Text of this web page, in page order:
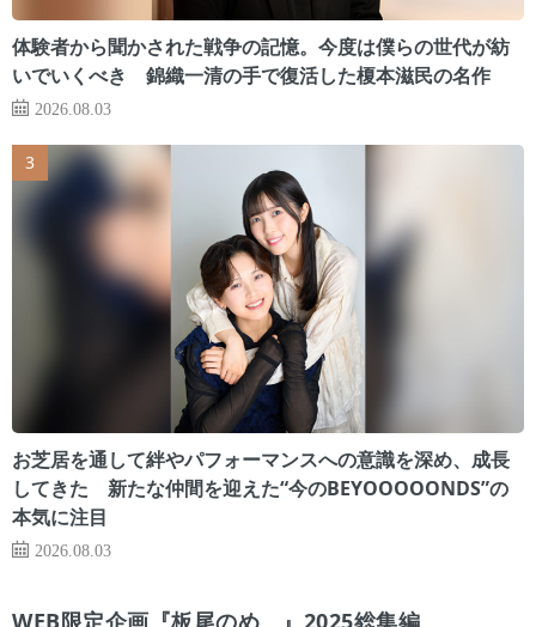
体験者から聞かされた戦争の記憶。今度は僕らの世代が紡
いでいくべき 錦織一清の手で復活した榎本滋民の名作
2026.08.03
お芝居を通して絆やパフォーマンスへの意識を深め、成長
してきた 新たな仲間を迎えた“今のBEYOOOOONDS”の
本気に注目
2026.08.03